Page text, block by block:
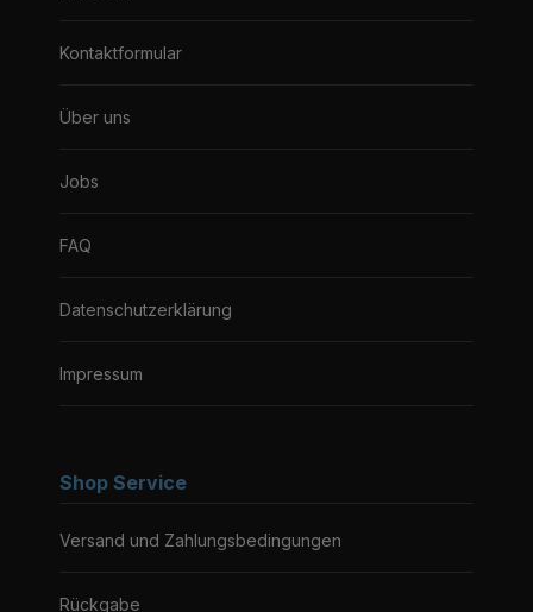
Kontaktformular
Über uns
Jobs
FAQ
Datenschutzerklärung
Impressum
Shop Service
Versand und Zahlungsbedingungen
Rückgabe